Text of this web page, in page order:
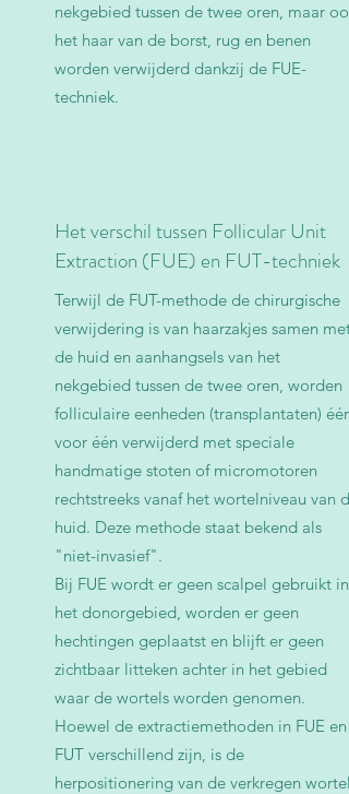
nekgebied tussen de twee oren, maar ook
het haar van de borst, rug en benen
worden verwijderd dankzij de FUE-
techniek.
Het verschil tussen Follicular Unit
Extraction (FUE) en FUT-techniek
Terwijl de FUT-methode de chirurgische
verwijdering is van haarzakjes samen met
de huid en aanhangsels van het
nekgebied tussen de twee oren, worden
folliculaire eenheden (transplantaten) één
voor één verwijderd met speciale
handmatige stoten of micromotoren
rechtstreeks vanaf het wortelniveau van de
huid. Deze methode staat bekend als
"niet-invasief".
Bij FUE wordt er geen scalpel gebruikt in
het donorgebied, worden er geen
hechtingen geplaatst en blijft er geen
zichtbaar litteken achter in het gebied
waar de wortels worden genomen.
Hoewel de extractiemethoden in FUE en
FUT verschillend zijn, is de
herpositionering van de verkregen wortels